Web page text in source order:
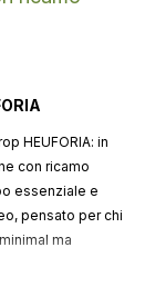
HEUFORIA: in
con ricamo
essenziale e
pensato per chi
ma